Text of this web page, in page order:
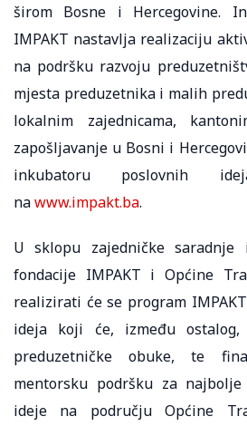
širom Bosne i Hercegovine.
IMPAKT nastavlja realizaciju
na podršku razvoju
mjesta preduzetnika i malih
lokalnim zajednicama,
zapošljavanje u Bosni i
inkubatoru poslovnih
nawww.impakt.ba.
U sklopu zajedničke saradnje
fondacije IMPAKT i Općine
realizirati će se program
ideja koji će, između
preduzetničke obuke, te
mentorsku podršku za
ideje na području Općine